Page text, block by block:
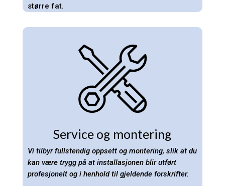
større fat.
Service og montering
Vi tilbyr fullstendig oppsett og montering, slik at du
kan være trygg på at installasjonen blir utført
profesjonelt og i henhold til gjeldende forskrifter.